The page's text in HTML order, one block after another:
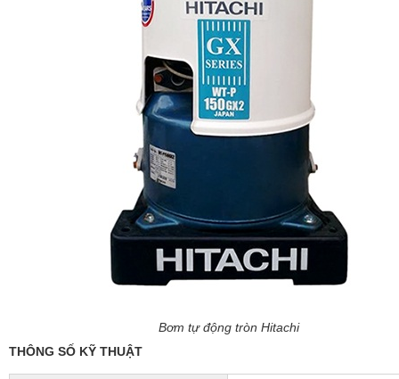
Bơm tự động tròn Hitachi
THÔNG SỐ KỸ THUẬT